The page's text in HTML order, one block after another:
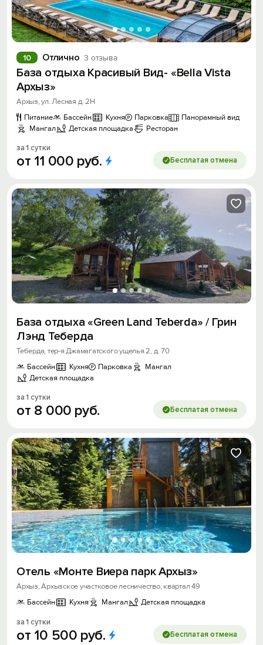
Отлично 3 отзыва
10
База отдыха Красивый Вид- «Bella Vista
Архыз»
Архыз, ул. Лесная д. 2Н
Питание
Бассейн Кухня Парковка
Панорамный вид
Мангал
Детская площадка Ресторан
за 1 сутки
от 11 000 руб. Бесплатая отмена
База отдыха «Green Land Teberda» / Грин
Лэнд Теберда
Теберда, тер-я Джамагатского ущелья 2, д. 70
Бассейн
Кухня Парковка
Мангал
Детская площадка
за 1 сутки
от 8 000 руб. Бесплатая отмена
Отель «Монте Виера парк Архыз»
Архыз, Архызское участковое лесничество, квартал 49
Бассейн
Кухня Мангал Детская площадка
за 1 сутки
от 10 500 руб. Бесплатая отмена